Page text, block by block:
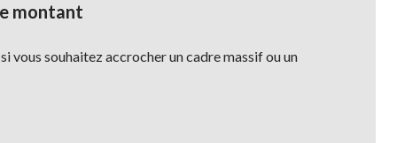
montant
vous souhaitez accrocher un cadre massif ou un